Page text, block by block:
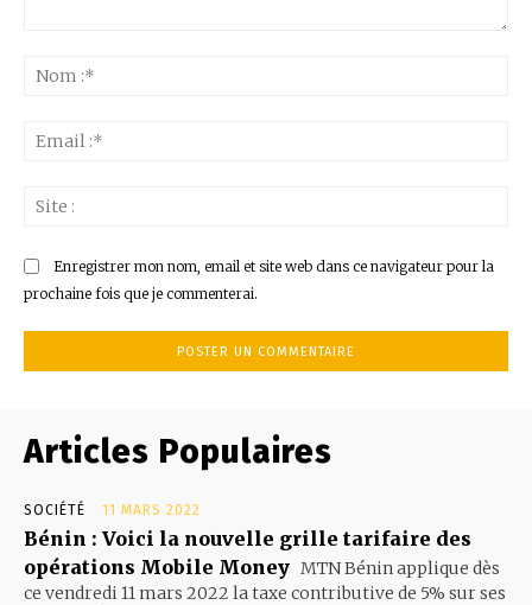
Enregistrer mon nom, email et site web dans ce navigateur pour la
prochaine fois que je commenterai.
Articles Populaires
SOCIÉTÉ 11 MARS 2022
Bénin : Voici la nouvelle grille tarifaire des
opérations Mobile Money MTN Bénin applique dès
ce vendredi 11 mars 2022 la taxe contributive de 5% sur ses